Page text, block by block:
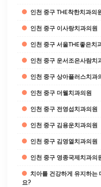
인천 중구 THE착한치과의
인천 중구 이사랑치과의원
인천 중구 서울THE좋은치
인천 중구 운서조은사람치
인천 중구 상아플러스치과
인천 중구 더웰치과의원
인천 중구 전영섭치과의원
인천 중구 김용운치과의원
인천 중구 김영열치과의원
인천 중구 영종국제치과의
치아를 건강하게 유지하는
요?